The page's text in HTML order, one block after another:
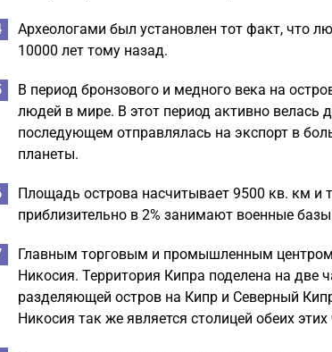
Археологами был установлен тот факт, что
10000 лет тому назад.
В период бронзового и медного века на
людей в мире. В этот период активно велась
последующем отправлялась на экспорт в
планеты.
Площадь острова насчитывает 9500 кв. км и
приблизительно в 2% занимают военные
Главным торговым и промышленным центром
Никосия. Территория Кипра поделена на две
разделяющей остров на Кипр и Северный
Никосия так же является столицей обеих этих